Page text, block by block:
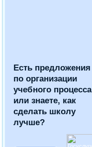
Есть предложения
по организации
учебного процесса
или знаете, как
сделать школу
лучше?